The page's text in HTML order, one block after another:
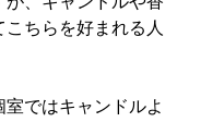
ちらを好まれる人
ではキャンドルよ